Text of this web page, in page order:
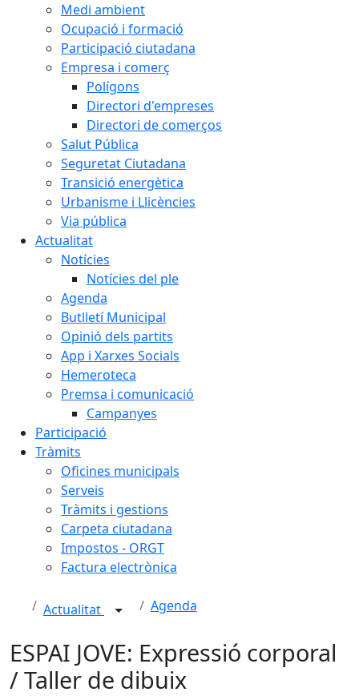
Medi ambient
Ocupació i formació
Participació ciutadana
Empresa i comerç
Polígons
Directori d'empreses
Directori de comerços
Salut Pública
Seguretat Ciutadana
Transició energètica
Urbanisme i Llicències
Via pública
Actualitat
Notícies
Notícies del ple
Agenda
Butlletí Municipal
Opinió dels partits
App i Xarxes Socials
Hemeroteca
Premsa i comunicació
Campanyes
Participació
Tràmits
Oficines municipals
Serveis
Tràmits i gestions
Carpeta ciutadana
Impostos - ORGT
Factura electrònica
Actualitat Agenda
ESPAI JOVE: Expressió corporal
/ Taller de dibuix